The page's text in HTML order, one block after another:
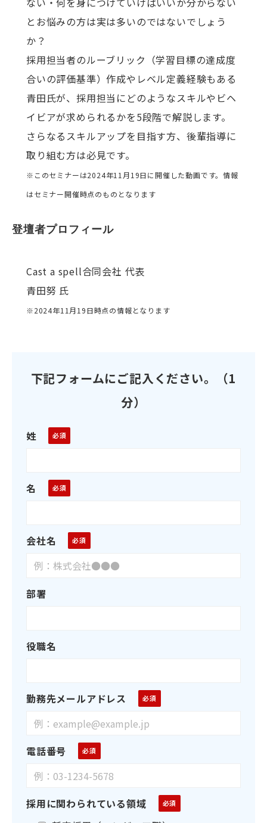
とお悩みの方は実は多いのではないでしょう
か？
採用担当者のルーブリック（学習目標の達成度
合いの評価基準）作成やレベル定義経験もある
青田氏が、採用担当にどのようなスキルやビヘ
イビアが求められるかを5段階で解説します。
さらなるスキルアップを目指す方、後輩指導に
取り組む方は必見です。
※このセミナーは2024年11月19日に開催した動画です。情報
はセミナー開催時点のものとなります
登壇者プロフィール
Cast a spell合同会社 代表
青田努 氏
※2024年11月19日時点の情報となります
下記フォームにご記入ください。（1
分）
姓
名
会社名
部署
役職名
勤務先メールアドレス
電話番号
採用に関わられている領域